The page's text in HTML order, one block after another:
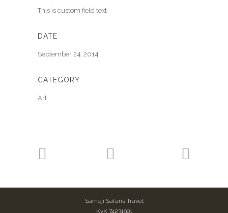
This is custom field text
DATE
September 24, 2014
CATEGORY
Art
Sameji Safaris Travel
KvK 74231901